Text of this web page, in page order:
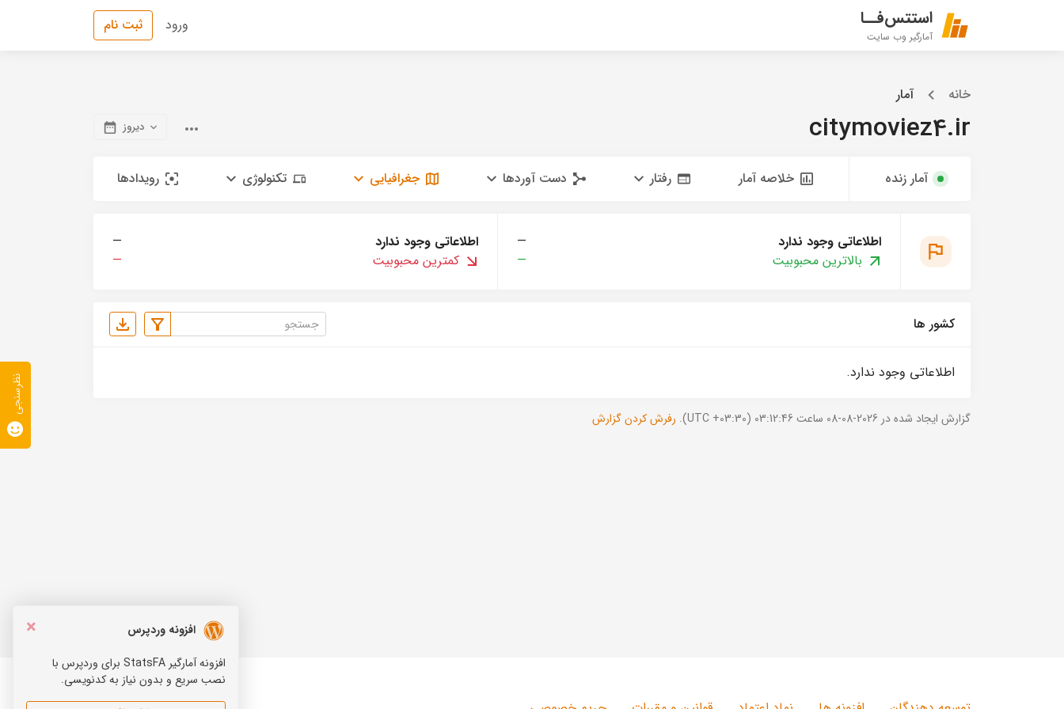
استتس‌فــا
آمارگیر وب سایت
ورود ثبت نام
خانه آمار
citymoviez4.ir دیروز
آمار زنده خلاصه آمار رفتار دست آوردها جغرافیایی تکنولوژی رویدادها
اطلاعاتی وجود ندارد
—
بالاترین محبوبیت
—
اطلاعاتی وجود ندارد
—
کمترین محبوبیت
—
کشور ها
اطلاعاتی وجود ندارد.
گزارش ایجاد شده در 2026-08-08 ساعت 03:12:46 (UTC +03:30). رفرش کردن گزارش
×
افزونه وردپرس
افزونه آمارگیر StatsFA برای وردپرس با
نصب سریع و بدون نیاز به کدنویسی.
نظرسنجی